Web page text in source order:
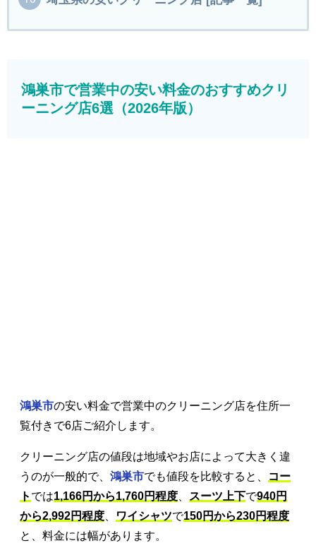
鴻巣市で営業中の安い料金のおすすめクリ
ーニング店6選（2026年版）
鴻巣市の安い料金で営業中のクリーニング店を住所一
覧付きで6店ご紹介します。
クリーニング店の値段は地域やお店によって大きく違
うのが一般的で、 鴻巣市でも値段を比較すると、
コー
ト では1,166円から1,760円程度 スーツ上下で940円
から2,992円程度
ワイシャツで150円から230円程度
と、料金には幅があります。